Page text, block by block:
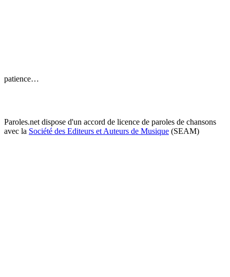
patience…
Paroles.net dispose d'un accord de licence de paroles de chansons
avec la Société des Editeurs et Auteurs de Musique (SEAM)